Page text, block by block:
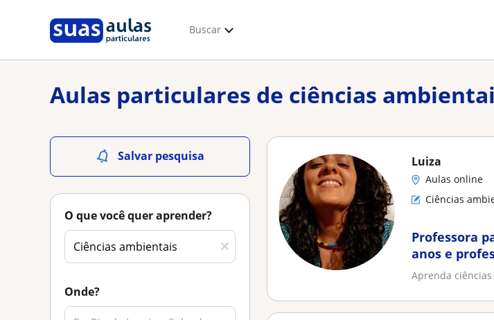
Buscar
Aulas particulares de ciências
Salvar pesquisa
O que você quer aprender?
Onde?
Luiza
Aulas online
Ciências
Professora
anos e
Aprenda